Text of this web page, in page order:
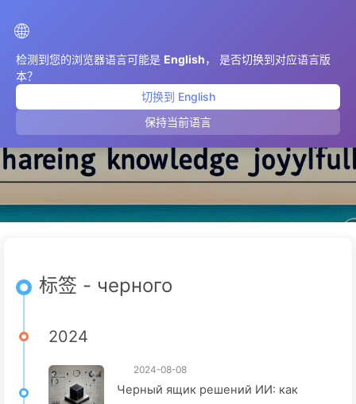
🌐
检测到您的浏览器语言可能是 English， 是否切换到对应语言版
本？
切换到 English
保持当前语言
черного
标签 - черного
2024
2024-08-08
Черный ящик решений ИИ: как